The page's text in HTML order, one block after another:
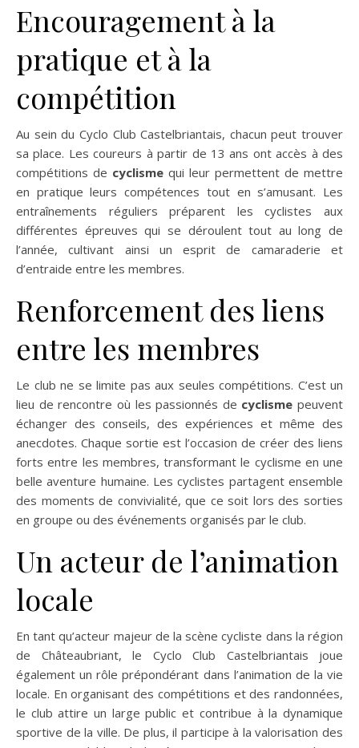
Encouragement à la
pratique et à la
compétition
Au sein du Cyclo Club Castelbriantais, chacun peut trouver
sa place. Les coureurs à partir de 13 ans ont accès à des
compétitions de cyclisme qui leur permettent de mettre
en pratique leurs compétences tout en s’amusant. Les
entraînements réguliers préparent les cyclistes aux
différentes épreuves qui se déroulent tout au long de
l’année, cultivant ainsi un esprit de camaraderie et
d’entraide entre les membres.
Renforcement des liens
entre les membres
Le club ne se limite pas aux seules compétitions. C’est un
lieu de rencontre où les passionnés de cyclisme peuvent
échanger des conseils, des expériences et même des
anecdotes. Chaque sortie est l’occasion de créer des liens
forts entre les membres, transformant le cyclisme en une
belle aventure humaine. Les cyclistes partagent ensemble
des moments de convivialité, que ce soit lors des sorties
en groupe ou des événements organisés par le club.
Un acteur de l’animation
locale
En tant qu’acteur majeur de la scène cycliste dans la région
de Châteaubriant, le Cyclo Club Castelbriantais joue
également un rôle prépondérant dans l’animation de la vie
locale. En organisant des compétitions et des randonnées,
le club attire un large public et contribue à la dynamique
sportive de la ville. De plus, il participe à la valorisation des